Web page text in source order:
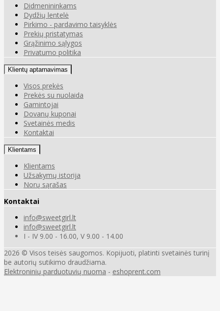
Didmenininkams
Dydžių lentelė
Pirkimo - pardavimo taisyklės
Prekių pristatymas
Grąžinimo sąlygos
Privatumo politika
Klientų aptarnavimas
Visos prekės
Prekės su nuolaida
Gamintojai
Dovanų kuponai
Svetainės medis
Kontaktai
Klientams
Klientams
Užsakymų istorija
Norų sąrašas
Kontaktai
info@sweetgirl.lt
info@sweetgirl.lt
I - IV 9.00 - 16.00, V 9.00 - 14.00
2026 © Visos teisės saugomos. Kopijuoti, platinti svetainės turinį
be autorių sutikimo draudžiama.
Elektroninių parduotuvių nuoma - eshoprent.com